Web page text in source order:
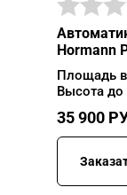
Hormann
Площадь
Высота
35 900